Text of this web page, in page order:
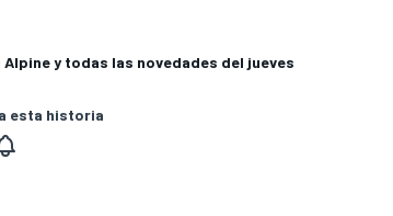
Alpine y todas las novedades del jueves
esta historia